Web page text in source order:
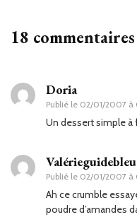
18 commentaires
Doria
Publié le 02/01/2007 à
Un dessert simple à
Valérieguidebleu
Publié le 02/01/2007 à
Ah ce crumble
poudre d’amandes